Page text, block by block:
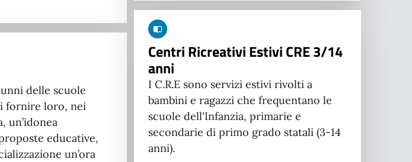
delle scuole
fornire loro, nei
un’idonea
educative,
un’ora
Centri Ricreativi Estivi CRE 3/14
anni
I C.R.E sono servizi estivi rivolti a
bambini e ragazzi che frequentano le
scuole dell'Infanzia, primarie e
secondarie di primo grado statali (3-14
anni).